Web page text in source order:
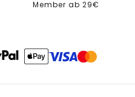
Member ab 29€